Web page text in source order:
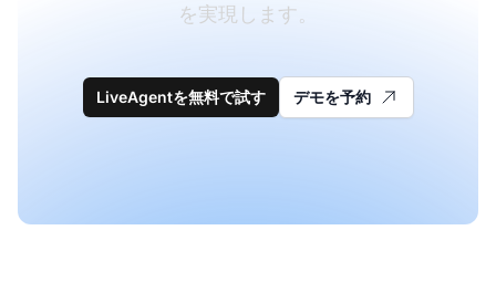
を実現します。
LiveAgentを無料で試す デモを予約